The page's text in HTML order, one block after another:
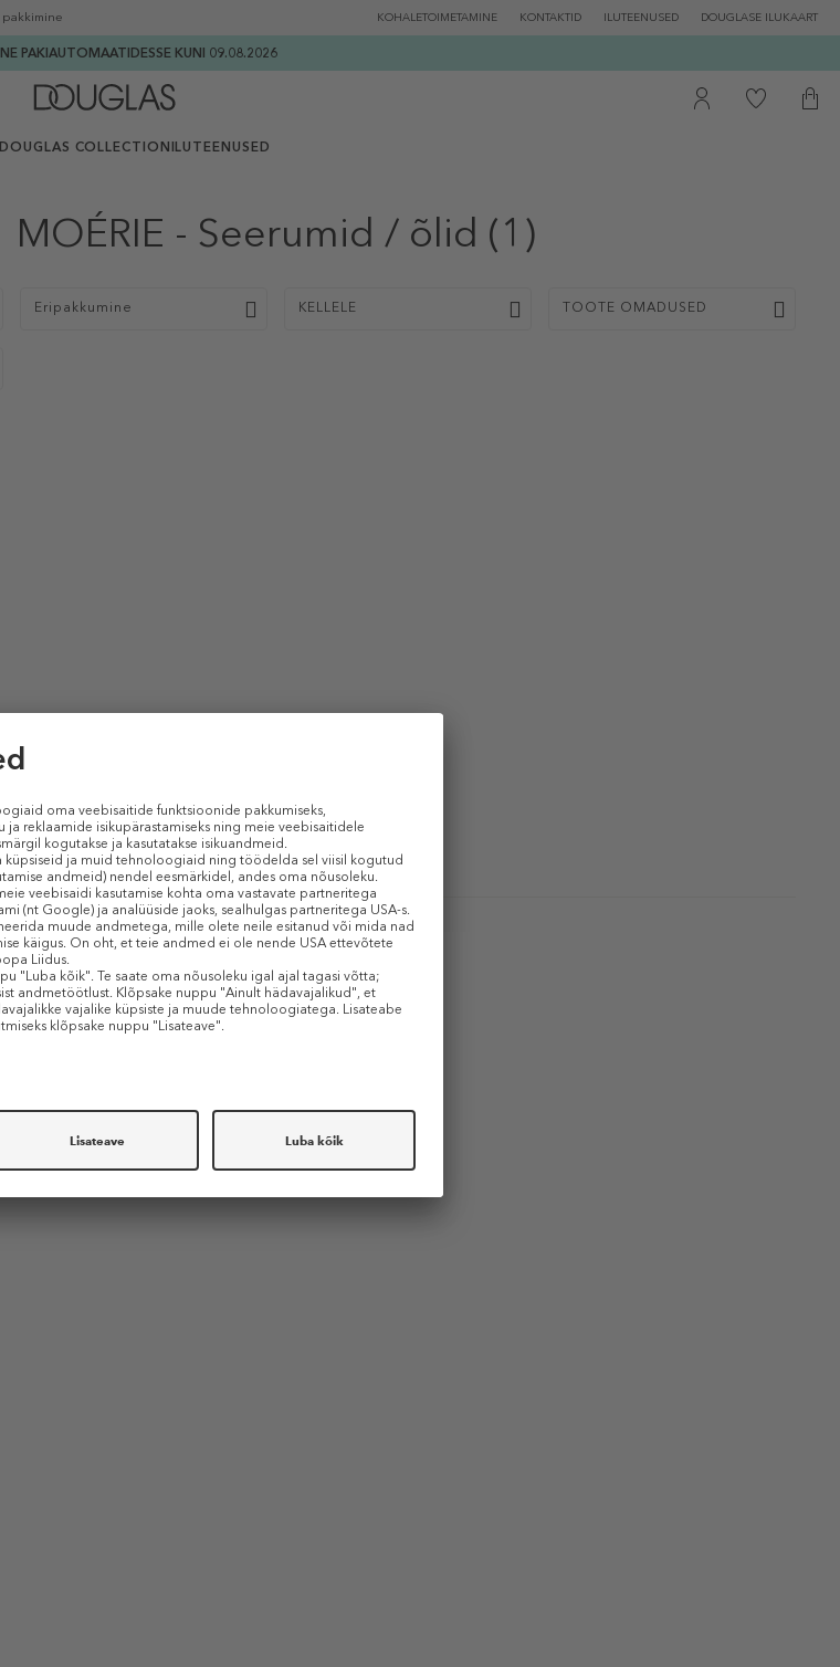
KOHALETOIMETAMINE KONTAKTID ILUTEENUSED DOUGLASE ILUKAART
PAKIAUTOMAATIDESSE KUNI 09.08.2026
DOUGLAS COLLECTION ILUTEENUSED
MOÉRIE - Seerumid / õlid (1)
Eripakkumine KELLELE TOOTE OMADUSED